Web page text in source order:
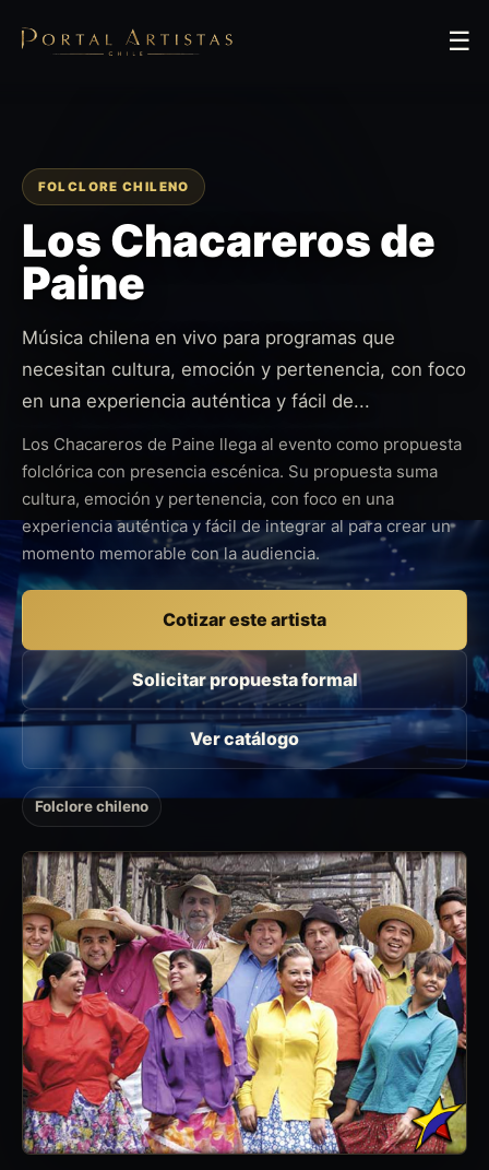
☰
FOLCLORE CHILENO
Los Chacareros de
Paine
Música chilena en vivo para programas que
necesitan cultura, emoción y pertenencia, con foco
en una experiencia auténtica y fácil de...
Los Chacareros de Paine llega al evento como propuesta
folclórica con presencia escénica. Su propuesta suma
cultura, emoción y pertenencia, con foco en una
experiencia auténtica y fácil de integrar al para crear un
momento memorable con la audiencia.
Cotizar este artista
Solicitar propuesta formal
Ver catálogo
Folclore chileno